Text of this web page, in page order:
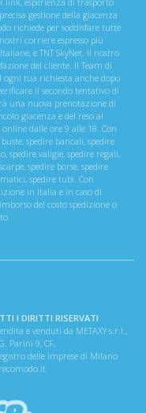
gestione della giacenza
richiede per soddisfare tutte
corriere espresso più
e TNT SkyNet. Il nostro
del cliente. Il Team di
ogni tua richiesta anche dopo
il secondo tentativo di
una nuova prenotazione di
giacenza e del reso al
dalle ore 9 alle 18. Con
spedire bancali, spedire
spedire valigie, spedire regali,
spedire borse, spedire
spedire tubi. Con
in Italia e in caso di
del costo spedizione o
I DIRITTI RISERVATI
e venduti da METAXY s.r.l.,
Parini 9, CF,
delle imprese di Milano